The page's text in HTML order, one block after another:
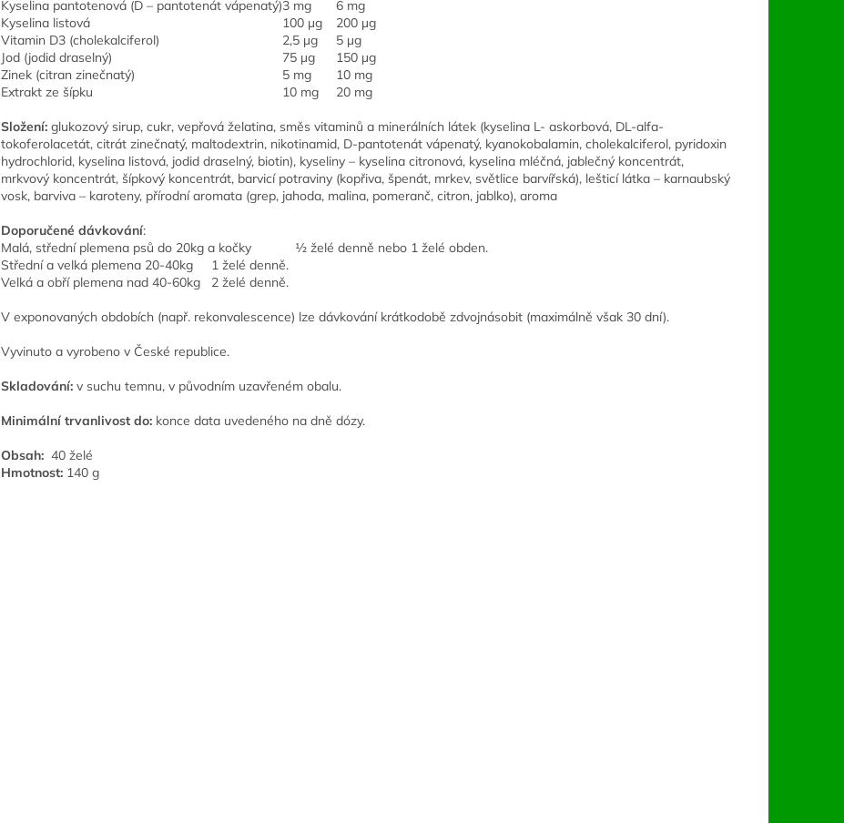
Kyselina pantotenová (D – pantotenát vápenatý)3 mg
6 mg
Kyselina listová
100 µg
200 µg
Vitamin D3 (cholekalciferol)
2,5 µg
5 µg
Jod (jodid draselný)
75 µg
150 µg
Zinek (citran zinečnatý)
5 mg
10 mg
Extrakt ze šípku
10 mg 20 mg
Složení: glukozový sirup, cukr, vepřová želatina, směs vitaminů a minerálních látek (kyselina L- askorbová, DL-alfa-
tokoferolacetát, citrát zinečnatý, maltodextrin, nikotinamid, D-pantotenát vápenatý, kyanokobalamin, cholekalciferol, pyridoxin
hydrochlorid, kyselina listová, jodid draselný, biotin), kyseliny – kyselina citronová, kyselina mléčná, jablečný koncentrát,
mrkvový koncentrát, šípkový koncentrát, barvicí potraviny (kopřiva, špenát, mrkev, světlice barvířská), lešticí látka – karnaubský
vosk, barviva – karoteny, přírodní aromata (grep, jahoda, malina, pomeranč, citron, jablko), aroma
Doporučené dávkování:
Malá, střední plemena psů do 20kg a kočky ½ želé denně nebo 1 želé obden.
Střední a velká plemena 20-40kg 1 želé denně.
Velká a obří plemena nad 40-60kg 2 želé denně.
V exponovaných obdobích (např. rekonvalescence) lze dávkování krátkodobě zdvojnásobit (maximálně však 30 dní).
Vyvinuto a vyrobeno v České republice.
Skladování: v suchu temnu, v původním uzavřeném obalu.
Minimální trvanlivost do: konce data uvedeného na dně dózy.
Obsah: 40 želé
Hmotnost: 140 g